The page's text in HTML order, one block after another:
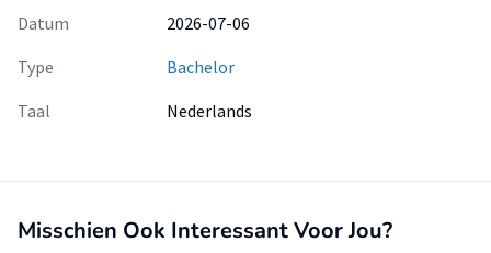
Datum
2026-07-06
Type
Bachelor
Taal
Nederlands
Misschien Ook Interessant Voor Jou?